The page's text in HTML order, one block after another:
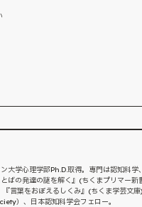
学心理学部Ph.D.取得。専門は認知科学
ばの発達の謎を解く』(ちくまプリマー
言葉をおぼえるしくみ』(ちくま学芸文
）、日本認知科学会フェロー。